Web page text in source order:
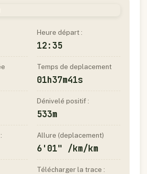
Heure départ :
12:35
Temps de deplacement
01h37m41s
Dénivelé positif :
533m
Allure (deplacement)
6'01" /km/km
Télécharger la trace :